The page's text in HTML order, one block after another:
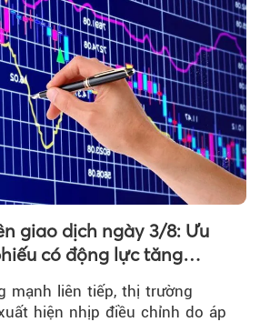
giao dịch ngày 3/8: Ưu
có động lực tăng
mạnh liên tiếp, thị trường
hiện nhịp điều chỉnh do áp